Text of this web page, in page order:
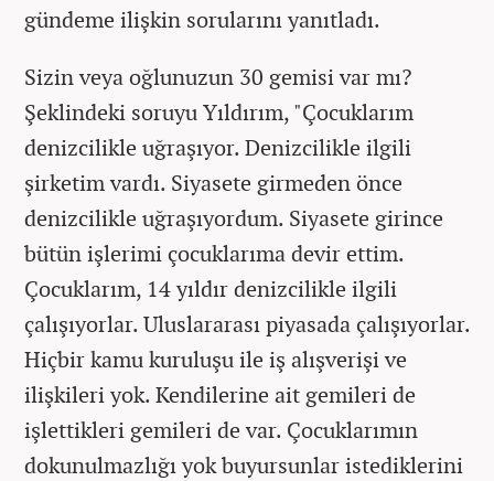
gündeme ilişkin sorularını yanıtladı.
Sizin veya oğlunuzun 30 gemisi var mı?
Şeklindeki soruyu Yıldırım, "Çocuklarım
denizcilikle uğraşıyor. Denizcilikle ilgili
şirketim vardı. Siyasete girmeden önce
denizcilikle uğraşıyordum. Siyasete girince
bütün işlerimi çocuklarıma devir ettim.
Çocuklarım, 14 yıldır denizcilikle ilgili
çalışıyorlar. Uluslararası piyasada çalışıyorlar.
Hiçbir kamu kuruluşu ile iş alışverişi ve
ilişkileri yok. Kendilerine ait gemileri de
işlettikleri gemileri de var. Çocuklarımın
dokunulmazlığı yok buyursunlar istediklerini